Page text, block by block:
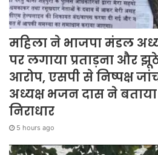
महिला ने भाजपा मंडल
पर लगाया प्रताड़ना और
आरोप, एसपी से निष्पक्ष
अध्यक्ष भजन दास ने
निराधार
5 hours ago